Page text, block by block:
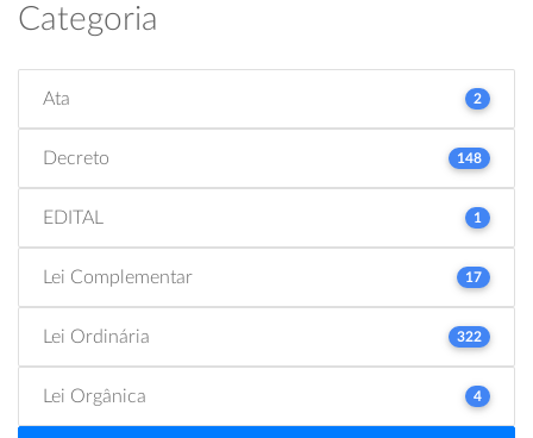
Categoria
Ata 2
Decreto 148
EDITAL 1
Lei Complementar 17
Lei Ordinária 322
Lei Orgânica 4